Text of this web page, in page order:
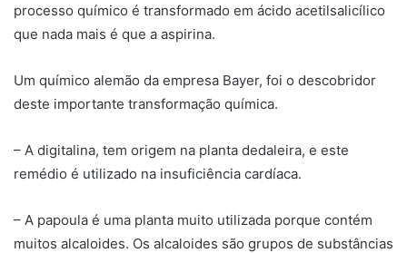
processo químico é transformado em ácido acetilsalicílico
que nada mais é que a aspirina.
Um químico alemão da empresa Bayer, foi o descobridor
deste importante transformação química.
– A digitalina, tem origem na planta dedaleira, e este
remédio é utilizado na insuficiência cardíaca.
– A papoula é uma planta muito utilizada porque contém
muitos alcaloides. Os alcaloides são grupos de substâncias